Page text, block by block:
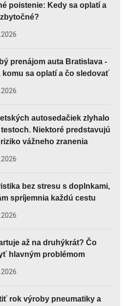
poistenie: Kedy sa oplatí a
prenájom auta Bratislava -
komu sa oplatí a čo sledovať
autosedačiek zlyhalo
Niektoré predstavujú
vážneho zranenia
bez stresu s doplnkami,
spríjemnia každú cestu
až na druhýkrát? Čo
hlavným problémom
rok výroby pneumatiky a